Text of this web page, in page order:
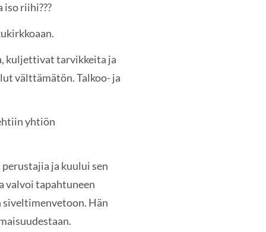
riihi???
kuljettivat tarvikkeita ja
välttämätön. Talkoo- ja
yhtiön
ja kuului sen
valvoi tapahtuneen
Hän